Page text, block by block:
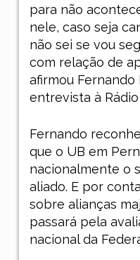
para não
nele, caso seja
não sei se vou
com relação de
afirmou Fernando
entrevista à Rádio
Fernando
que o UB em
nacionalmente o
aliado. E por
sobre alianças
passará pela
nacional da